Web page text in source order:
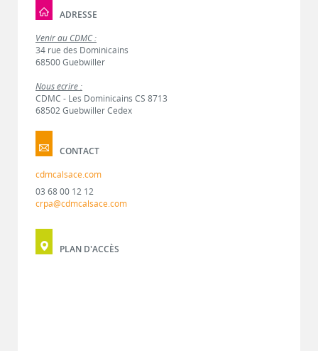
ADRESSE
Venir au CDMC :
34 rue des Dominicains
68500 Guebwiller
Nous écrire :
CDMC - Les Dominicains CS 8713
68502 Guebwiller Cedex
CONTACT
cdmcalsace.com
03 68 00 12 12
crpa@cdmcalsace.com
PLAN D'ACCÈS